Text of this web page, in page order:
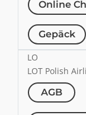
Online
Gepäck
LO
LOT Polish
AGB